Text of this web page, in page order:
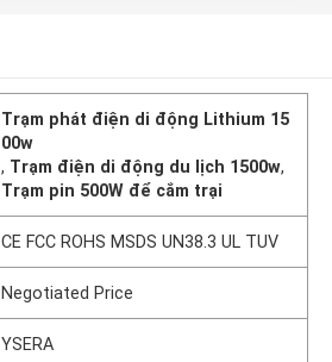
Trạm phát điện di động Lithium 15
00w
, Trạm điện di động du lịch 1500w,
Trạm pin 500W để cắm trại
CE FCC ROHS MSDS UN38.3 UL TUV
Negotiated Price
YSERA